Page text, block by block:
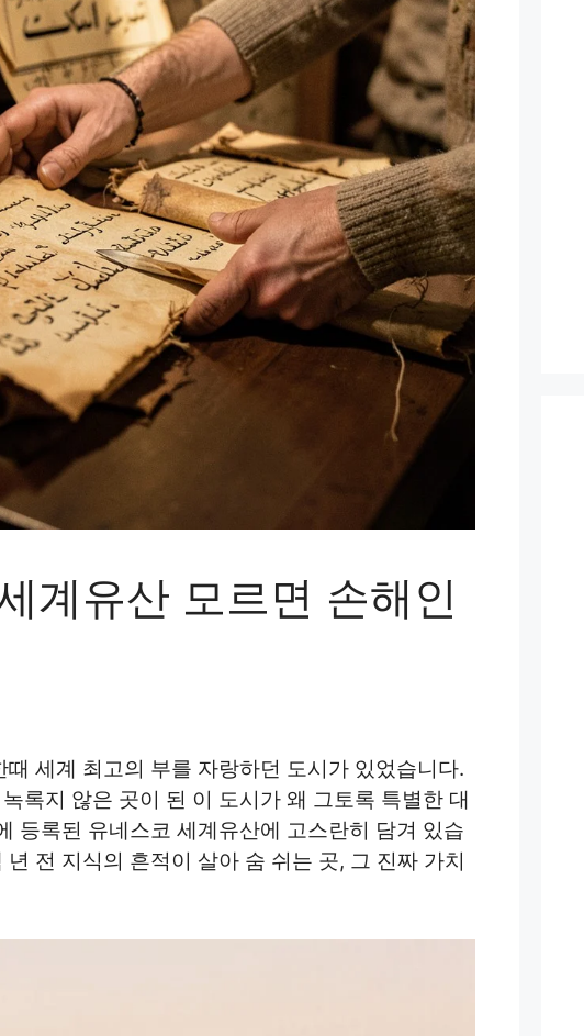
계유산 모르면 손해인
세계 최고의 부를 자랑하던 도시가 있었습니다.
록지 않은 곳이 된 이 도시가 왜 그토록 특별한 대
등록된 유네스코 세계유산에 고스란히 담겨 있습
전 지식의 흔적이 살아 숨 쉬는 곳, 그 진짜 가치